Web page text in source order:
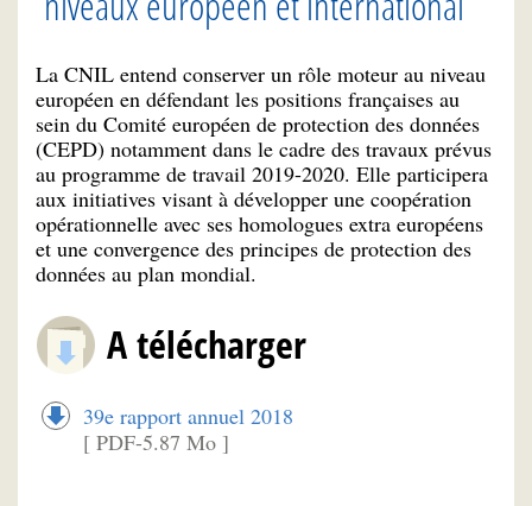
La CNIL entend conserver un rôle moteur au niveau
européen en défendant les positions françaises au
sein du Comité européen de protection des données
(CEPD) notamment dans le cadre des travaux prévus
au programme de travail 2019-2020. Elle participera
aux initiatives visant à développer une coopération
opérationnelle avec ses homologues extra européens
et une convergence des principes de protection des
données au plan mondial.
A télécharger
39e rapport annuel 2018
[ PDF-5.87 Mo ]